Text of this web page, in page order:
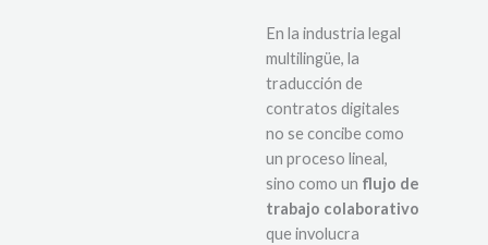
En la industria legal
multilingüe, la
traducción de
contratos digitales
no se concibe como
un proceso lineal,
sino como un flujo de
trabajo colaborativo
que involucra